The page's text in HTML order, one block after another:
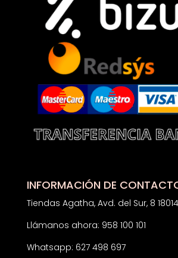
INFORMACIÓN DE
Tiendas Agatha, Avd. del Sur, 8
Llámanos ahora: 958 100 101
Whatsapp: 627 498 697